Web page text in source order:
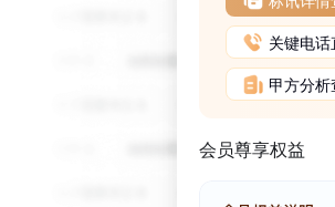
关键电
甲方分析
会员尊享权益